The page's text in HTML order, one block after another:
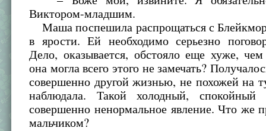
Виктором-младшим.
Маша поспешила распрощаться с
в ярости. Ей необходимо серьезно
Дело, оказывается, обстояло еще хуже,
она могла всего этого не замечать?
совершенно другой жизнью, не похожей на
наблюдала. Такой холодный,
совершенно ненормальное явление. Что же
мальчиком?